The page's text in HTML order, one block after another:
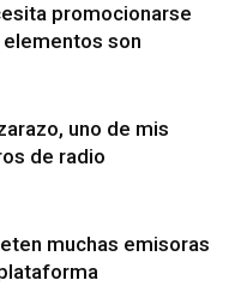
promocionarse
son
uno de mis
de radio
muchas emisoras